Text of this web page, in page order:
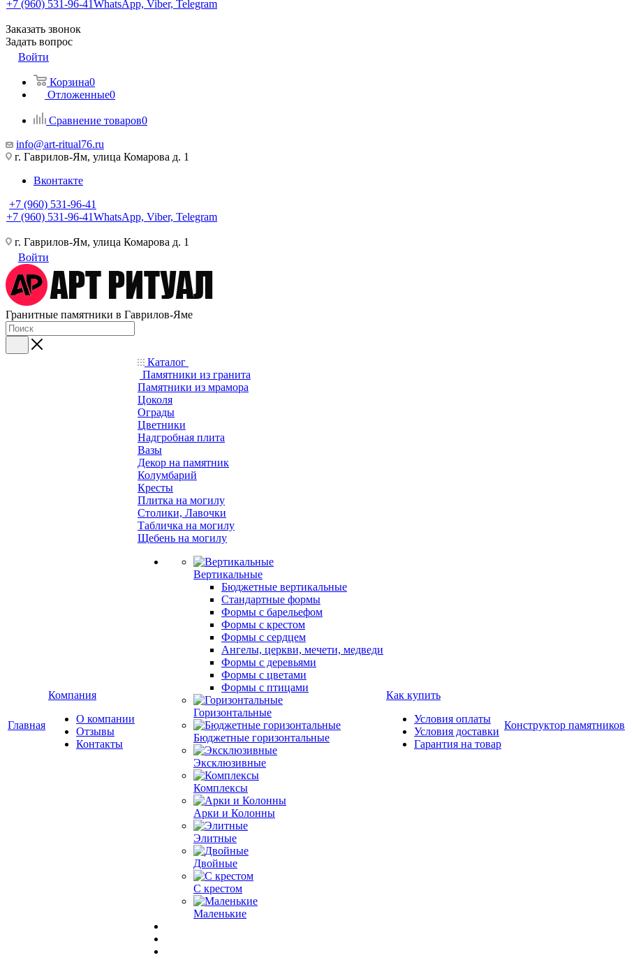
+7 (960) 531-96-41WhatsApp, Viber, Telegram
Заказать звонок
Задать вопрос
Войти
Корзина0
Отложенные0
Сравнение товаров0
info@art-ritual76.ru
г. Гаврилов-Ям, улица Комарова д. 1
Вконтакте
+7 (960) 531-96-41
+7 (960) 531-96-41WhatsApp, Viber, Telegram
г. Гаврилов-Ям, улица Комарова д. 1
Войти
Гранитные памятники в Гаврилов-Яме
Главная
Компания
О компании
Отзывы
Контакты
Каталог
Памятники из гранита
Памятники из мрамора
Цоколя
Ограды
Цветники
Надгробная плита
Вазы
Декор на памятник
Колумбарий
Кресты
Плитка на могилу
Столики, Лавочки
Табличка на могилу
Щебень на могилу
Вертикальные
Бюджетные вертикальные
Стандартные формы
Формы с барельефом
Формы с крестом
Формы с сердцем
Ангелы, церкви, мечети, медведи
Формы с деревьями
Формы с цветами
Формы с птицами
Горизонтальные
Бюджетные горизонтальные
Эксклюзивные
Комплексы
Арки и Колонны
Элитные
Двойные
С крестом
Маленькие
Как купить
Условия оплаты
Условия доставки
Гарантия на товар
Конструктор памятников